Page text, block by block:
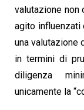
valutazione non
agito influenzati
una valutazione
in termini di
diligenza
unicamente la